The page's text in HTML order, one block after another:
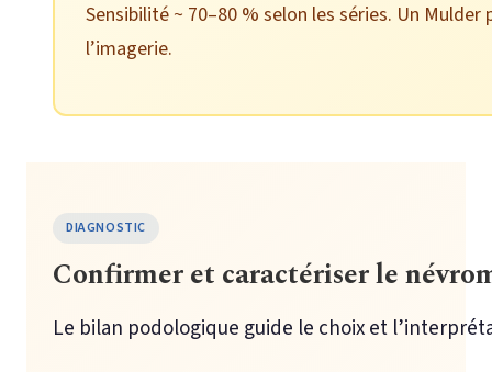
Sensibilité ~ 70–80 % selon les séries. Un
l’imagerie.
DIAGNOSTIC
Confirmer et caractériser le
Le bilan podologique guide le choix et